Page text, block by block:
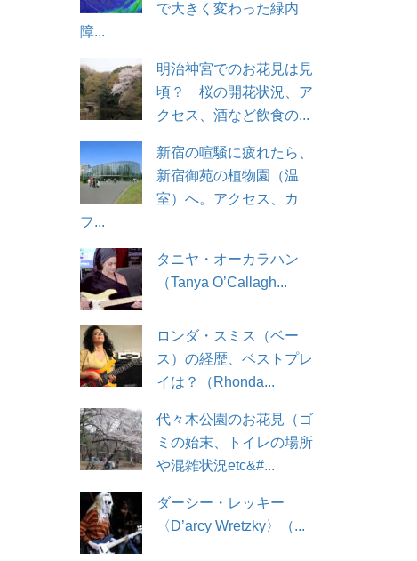
で大きく変わった緑内
障...
明治神宮でのお花見は見
頃？ 桜の開花状況、ア
クセス、酒など飲食の...
新宿の喧騒に疲れたら、
新宿御苑の植物園（温
室）へ。アクセス、カ
フ...
タニヤ・オーカラハン
（Tanya O’Callagh...
ロンダ・スミス（ベー
ス）の経歴、ベストプレ
イは？（Rhonda...
代々木公園のお花見（ゴ
ミの始末、トイレの場所
や混雑状況etc&#...
ダーシー・レッキー
〈D’arcy Wretzky〉（...